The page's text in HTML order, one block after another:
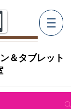
＆タブレット